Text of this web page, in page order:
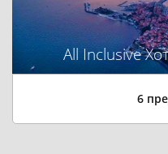
All Inclusive
6